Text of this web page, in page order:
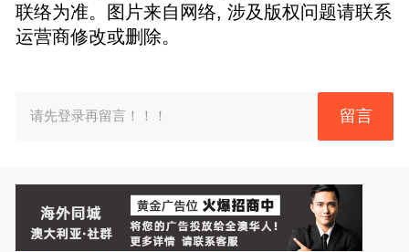
联络为准。图片来自网络, 涉及版权问题请联系
运营商修改或删除。
请先登录再留言！！！ 留言